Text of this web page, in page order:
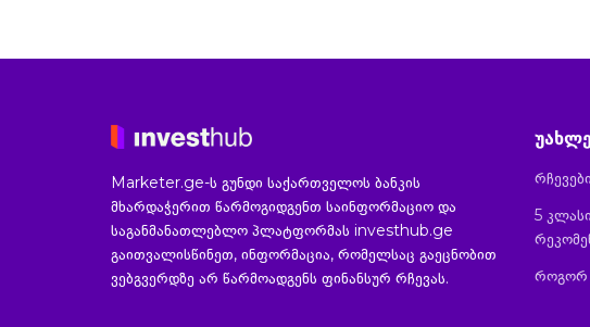
Marketer.ge-ს გუნდი საქართველოს ბანკის
მხარდაჭერით წარმოგიდგენთ საინფორმაციო და
საგანმანათლებლო პლატფორმას investhub.ge
გაითვალისწინეთ, ინფორმაცია, რომელსაც გაეცნობით
ვებგვერდზე არ წარმოადგენს ფინანსურ რჩევას.
5
როგორ